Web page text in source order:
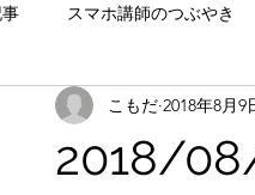
スマホ講師のつぶやき
マホ講師のアドバイス スマ
2018/
こもだ 2018年8月9